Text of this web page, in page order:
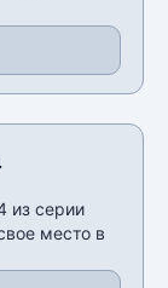
из серии
место в